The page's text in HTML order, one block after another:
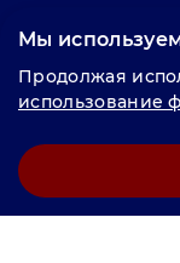
© «Велунд
продвижение "
Мы
Продолжая
использование